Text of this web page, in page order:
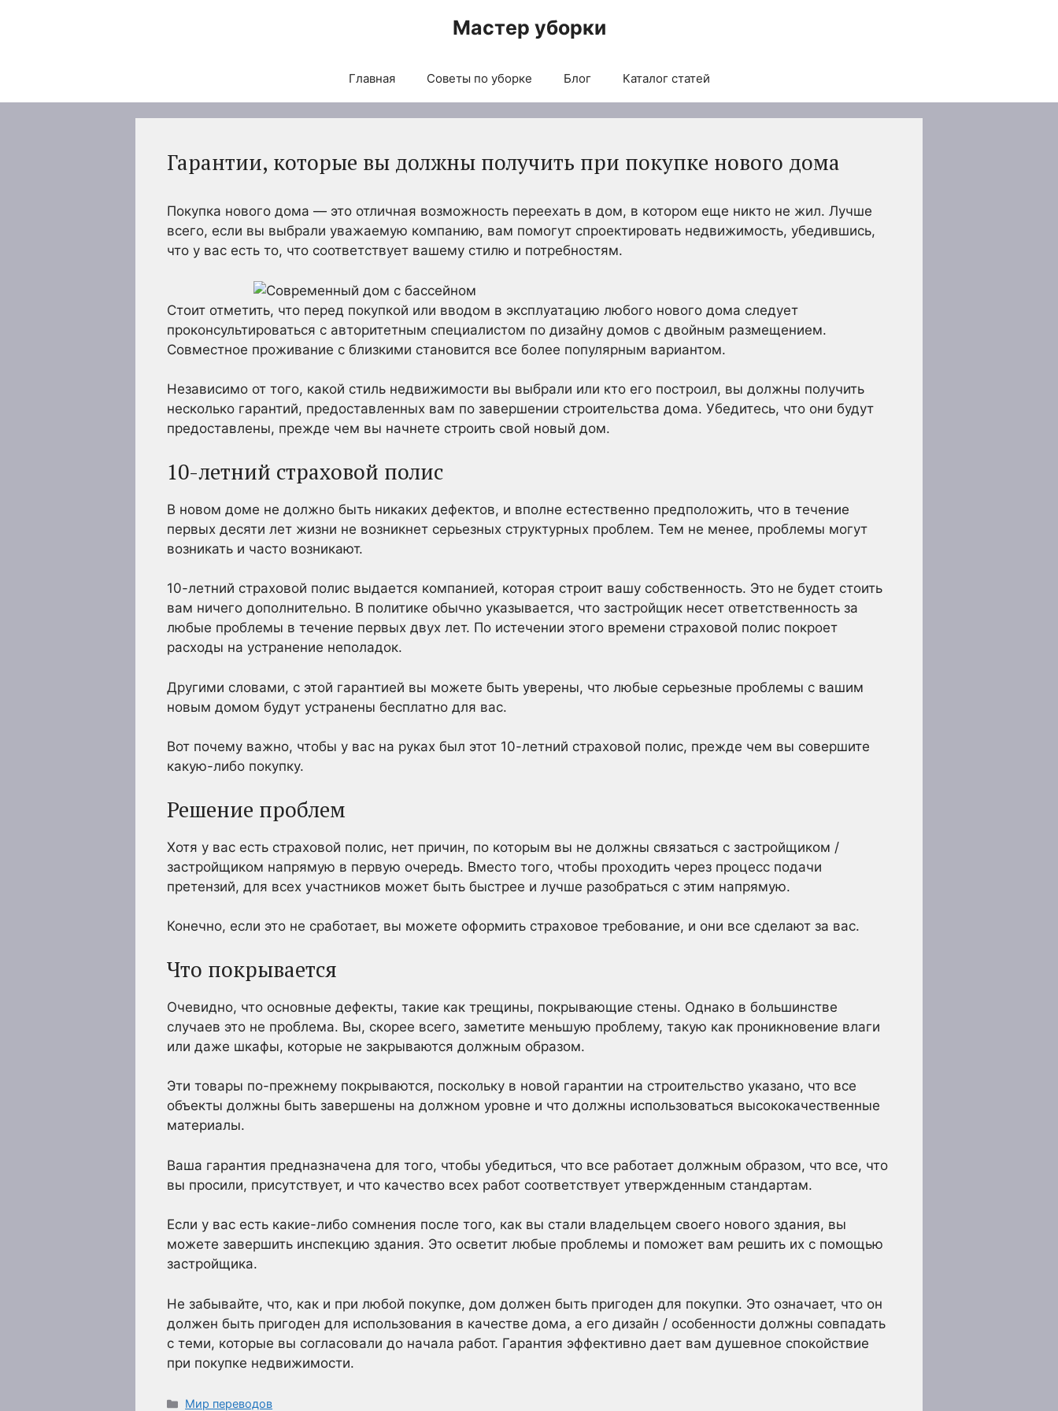
Мастер уборки
Главная Советы по уборке Блог Каталог статей
Гарантии, которые вы должны получить при покупке нового дома
Покупка нового дома — это отличная возможность переехать в дом, в котором еще никто не жил. Лучше
всего, если вы выбрали уважаемую компанию, вам помогут спроектировать недвижимость, убедившись,
что у вас есть то, что соответствует вашему стилю и потребностям.
Стоит отметить, что перед покупкой или вводом в эксплуатацию любого нового дома следует
проконсультироваться с авторитетным специалистом по дизайну домов с двойным размещением.
Совместное проживание с близкими становится все более популярным вариантом.
Независимо от того, какой стиль недвижимости вы выбрали или кто его построил, вы должны получить
несколько гарантий, предоставленных вам по завершении строительства дома. Убедитесь, что они будут
предоставлены, прежде чем вы начнете строить свой новый дом.
10-летний страховой полис
В новом доме не должно быть никаких дефектов, и вполне естественно предположить, что в течение
первых десяти лет жизни не возникнет серьезных структурных проблем. Тем не менее, проблемы могут
возникать и часто возникают.
10-летний страховой полис выдается компанией, которая строит вашу собственность. Это не будет стоить
вам ничего дополнительно. В политике обычно указывается, что застройщик несет ответственность за
любые проблемы в течение первых двух лет. По истечении этого времени страховой полис покроет
расходы на устранение неполадок.
Другими словами, с этой гарантией вы можете быть уверены, что любые серьезные проблемы с вашим
новым домом будут устранены бесплатно для вас.
Вот почему важно, чтобы у вас на руках был этот 10-летний страховой полис, прежде чем вы совершите
какую-либо покупку.
Решение проблем
Хотя у вас есть страховой полис, нет причин, по которым вы не должны связаться с застройщиком /
застройщиком напрямую в первую очередь. Вместо того, чтобы проходить через процесс подачи
претензий, для всех участников может быть быстрее и лучше разобраться с этим напрямую.
Конечно, если это не сработает, вы можете оформить страховое требование, и они все сделают за вас.
Что покрывается
Очевидно, что основные дефекты, такие как трещины, покрывающие стены. Однако в большинстве
случаев это не проблема. Вы, скорее всего, заметите меньшую проблему, такую как проникновение влаги
или даже шкафы, которые не закрываются должным образом.
Эти товары по-прежнему покрываются, поскольку в новой гарантии на строительство указано, что все
объекты должны быть завершены на должном уровне и что должны использоваться высококачественные
материалы.
Ваша гарантия предназначена для того, чтобы убедиться, что все работает должным образом, что все, что
вы просили, присутствует, и что качество всех работ соответствует утвержденным стандартам.
Если у вас есть какие-либо сомнения после того, как вы стали владельцем своего нового здания, вы
можете завершить инспекцию здания. Это осветит любые проблемы и поможет вам решить их с помощью
застройщика.
Не забывайте, что, как и при любой покупке, дом должен быть пригоден для покупки. Это означает, что он
должен быть пригоден для использования в качестве дома, а его дизайн / особенности должны совпадать
с теми, которые вы согласовали до начала работ. Гарантия эффективно дает вам душевное спокойствие
при покупке недвижимости.
Рубрики
Мир переводов